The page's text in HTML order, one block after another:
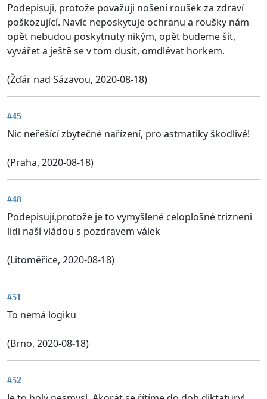
Podepisuji, protože považuji nošení roušek za zdraví
poškozující. Navíc neposkytuje ochranu a roušky nám
opět nebudou poskytnuty nikým, opět budeme šít,
vyvářet a ještě se v tom dusit, omdlévat horkem.
(Žďár nad Sázavou, 2020-08-18)
#45
Nic neřešící zbytečné nařízení, pro astmatiky škodlivé!
(Praha, 2020-08-18)
#48
Podepisují,protože je to vymyšlené celoplošné trizneni
lidi naší vládou s pozdravem válek
(Litoměřice, 2020-08-18)
#51
To nemá logiku
(Brno, 2020-08-18)
#52